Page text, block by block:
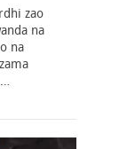
zao
na
na